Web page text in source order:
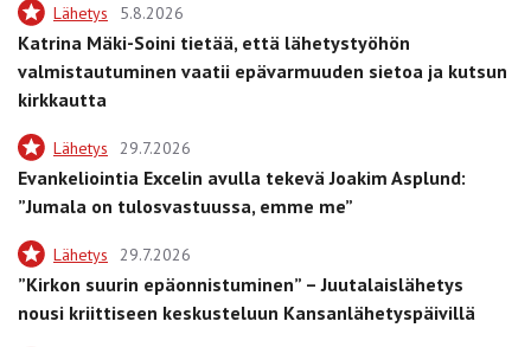
Lähetys 5.8.2026
Katrina Mäki-Soini tietää, että lähetystyöhön
valmistautuminen vaatii epävarmuuden sietoa ja kutsun
kirkkautta
Lähetys 29.7.2026
Evankeliointia Excelin avulla tekevä Joakim Asplund:
”Jumala on tulosvastuussa, emme me”
Lähetys 29.7.2026
”Kirkon suurin epäonnistuminen” – Juutalaislähetys
nousi kriittiseen keskusteluun Kansanlähetyspäivillä